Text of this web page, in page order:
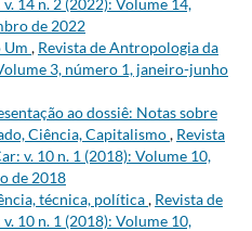
de 2022
Um , Revista de Antropologia da
3, número 1, janeiro-junho
ao dossiê: Notas sobre
Ciência, Capitalismo, Revista
v. 10 n. 1 (2018): Volume 10,
de 2018
técnica, política, Revista de
10 n. 1 (2018): Volume 10,